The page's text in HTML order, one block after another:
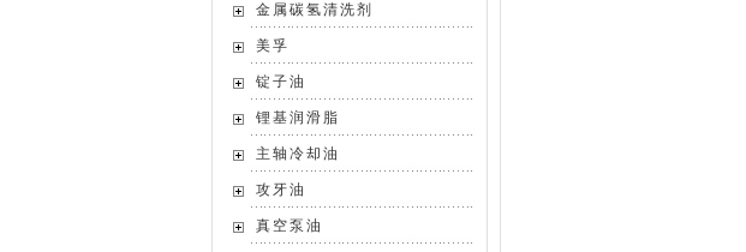
金属碳氢清洗剂
美孚
锭子油
锂基润滑脂
主轴冷却油
攻牙油
真空泵油